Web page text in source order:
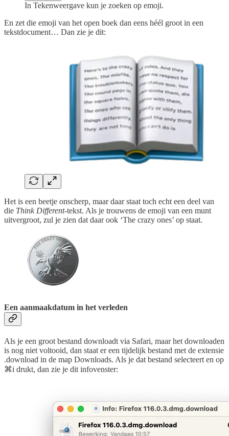
In Tekenweergave kun je zoeken op emoji.
En zet die emoji van het open boek dan eens héél groot in een
tekstdocument… Dan zie je dit:
Het is een beetje onscherp, maar daar staat toch echt een deel van
die Think Different-tekst. Als je trouwens de emoji van een munt
uitvergroot, zul je zien dat daar ook ‘The crazy ones’ op staat.
Een aanmaakdatum in het verleden
Als je een groot bestand downloadt via Safari, maar het downloaden
is nog niet voltooid, dan staat er een tijdelijk bestand met de extensie
.download in de map Downloads. Als je dat bestand selecteert en op
⌘i drukt, dan zie je dit infovenster: